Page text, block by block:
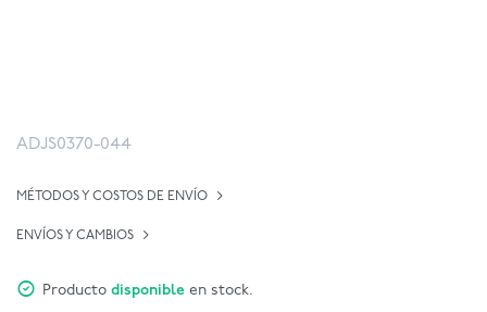
ADJS0370-044
MÉTODOS Y COSTOS DE ENVÍO
ENVÍOS Y CAMBIOS
Producto disponible en stock.